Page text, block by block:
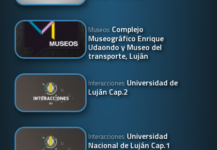
Museos: Complejo
Museográfico Enrique
Udaondo y Museo del
transporte, Luján
Interacciones: Universidad de
Luján Cap.2
Interacciones: Universidad
Nacional de Luján Cap.1